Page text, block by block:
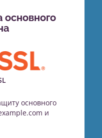
основного
основного
и